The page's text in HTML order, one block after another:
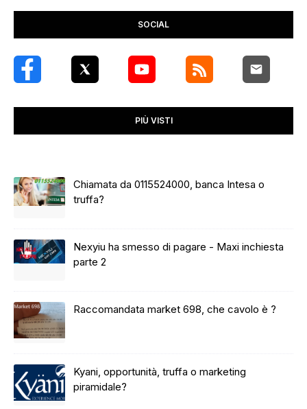
SOCIAL
PIÙ VISTI
Chiamata da 0115524000, banca Intesa o
truffa?
Nexyiu ha smesso di pagare - Maxi inchiesta
parte 2
Raccomandata market 698, che cavolo è ?
Kyani, opportunità, truffa o marketing
piramidale?